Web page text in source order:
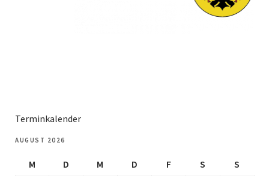
Terminkalender
AUGUST 2026
M D M D F S
S